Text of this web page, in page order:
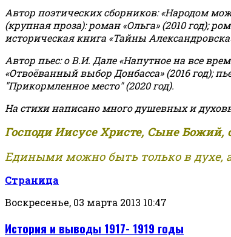
Автор поэтических сборников: «Народом
(крупная проза): роман «Ольга» (2010 год);
историческая книга «Тайны
Автор пьес: о В.И. Дале «Напутное на все
«Отвоёванный выбор Донбасса» (2016 год);
"Прикормленное место" (2020 год).
На стихи написано много душевных и
Господи Иисусе Христе, Сыне
Едиными можно быть только в духе,
Страница
Воскресенье, 03 марта 2013 10:47
История и выводы 1917- 1919 годы